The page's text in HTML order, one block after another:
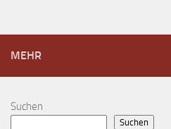
MEHR
Suchen
Suchen